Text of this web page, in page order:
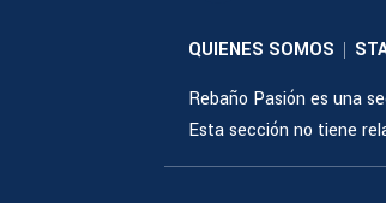
QUIENES SOMOS |
Rebaño Pasión es una
Esta sección no tiene